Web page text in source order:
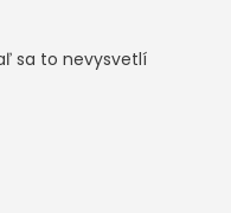
sa to nevysvetlí